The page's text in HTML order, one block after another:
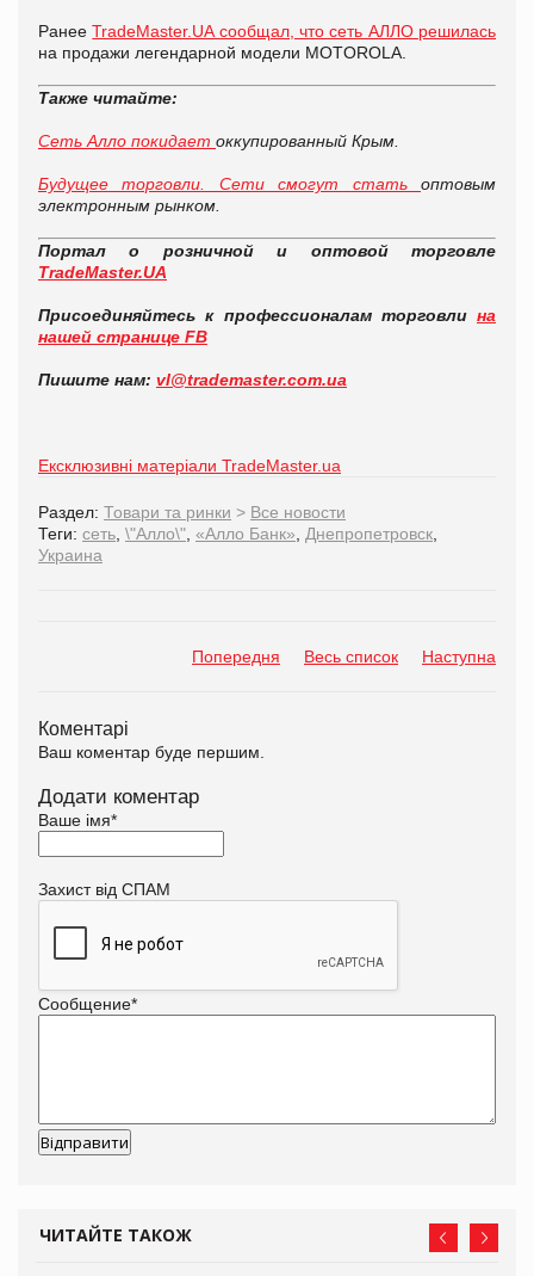
РанееTradeMaster.UA сообщал, что сеть АЛЛО решилась
на продажи легендарной модели MOTOROLA.
Также читайте:
Сеть Алло покидает оккупированный Крым.
Будущее торговли. Сети смогут стать оптовым
электронным рынком.
Портал о розничной и оптовой торговле
TradeMaster.UA
Присоединяйтесь к профессионалам торговли на
нашей странице FB
Пишите нам: vl@trademaster.com.ua
Ексклюзивні матеріали TradeMaster.ua
Раздел: Товари та ринки > Все новости
Теги: сеть \"Алло\" «Алло Банк» Днепропетровск
Украина
Попередня Весь список Наступна
Коментарі
Ваш коментар буде першим.
Додати коментар
Ваше імя*
Захист від СПАМ
Сообщение*
ЧИТАЙТЕ ТАКОЖ